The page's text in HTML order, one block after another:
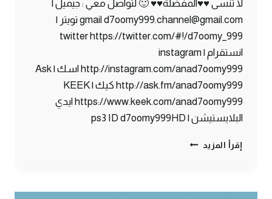
لا تنسى ♥♥المفضلة♥♥ 🙂 لتواصل معي : جيميل |
gmail d7oomy999.channel@gmail.com تويتر |
twitter https://twitter.com/#!/d7oomy_999
انستقرام | instagram
http://instagram.com/anad7oomy999 اسك | Ask
http://ask.fm/anad7oomy999 كيك | KEEK
https://www.keek.com/anad7oomy999 ايدي
البلايستيشن | ps3 ID d7oomy999HD
إقرأ المزيد ماين
يا